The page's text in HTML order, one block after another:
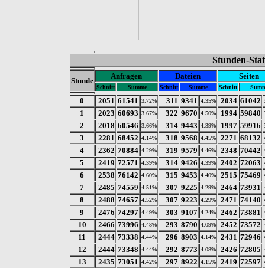
Stunden-
Stunde
Anfragen Dateien Seiten
Schnitt Summe Schnitt Summe Schnitt
0 2051 61541 3.72% 311 9341 4.35% 2034 61042
1 2023 60693 3.67% 322 9670 4.50% 1994 59840
2 2018 60546 3.66% 314 9443 4.39% 1997 59916
3 2281 68452 4.14% 318 9568 4.45% 2271 68132
4 2362 70884 4.29% 319 9579 4.46% 2348 70442
5 2419 72571 4.39% 314 9426 4.39% 2402 72063
6 2538 76142 4.60% 315 9453 4.40% 2515 75469
7 2485 74559 4.51% 307 9225 4.29% 2464 73931
8 2488 74657 4.52% 307 9223 4.29% 2471 74140
9 2476 74297 4.49% 303 9107 4.24% 2462 73881
10 2466 73996 4.48% 293 8790 4.09% 2452 73572
11 2444 73338 4.44% 296 8903 4.14% 2431 72946
12 2444 73348 4.44% 292 8773 4.08% 2426 72805
13 2435 73051 4.42% 297 8922 4.15% 2419 72597